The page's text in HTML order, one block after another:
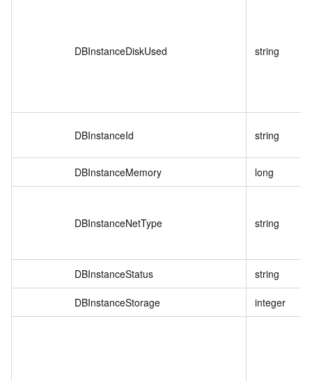
DBInstanceDiskUsed string
DBInstanceId string
DBInstanceMemory long
DBInstanceNetType string
DBInstanceStatus string
DBInstanceStorage integer